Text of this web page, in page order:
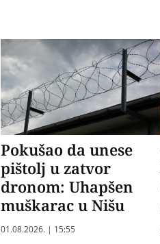
Pokušao da unese
pištolj u zatvor
dronom: Uhapšen
muškarac u Nišu
01.08.2026. | 15:55